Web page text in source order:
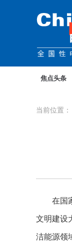
焦点头条
当前位置：
在国家
文明建设
洁能源领